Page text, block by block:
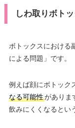
しわ取りボト
ボトックスにおける
による問題」です。
例えば顔にボトック
なる可能性がありま
飲みにくくなるとい